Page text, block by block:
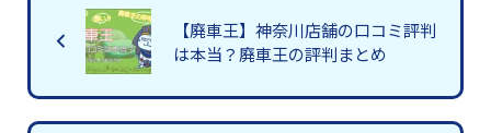
【廃車王】神奈川店舗の口コミ評判
は本当？廃車王の評判まとめ